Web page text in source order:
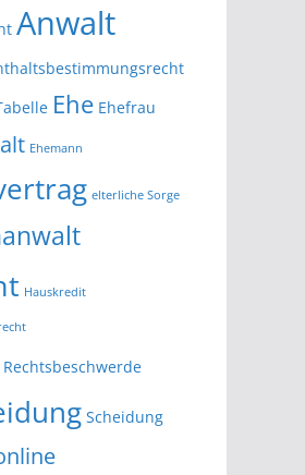
Anwalt
Ehe Ehefrau
Ehemann
elterliche Sorge
Hauskredit
Rechtsbeschwerde
Scheidung